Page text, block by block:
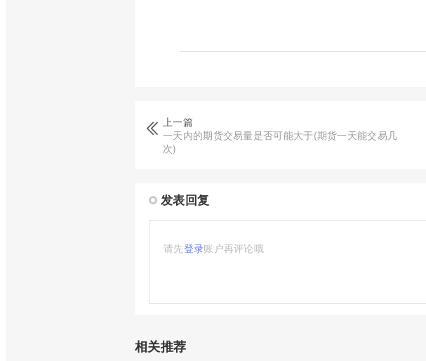
上一篇
一天内的期货交易量是否可能大于(期货一天能交易几
次)
发表回复
请先登录账户再评论哦
相关推荐